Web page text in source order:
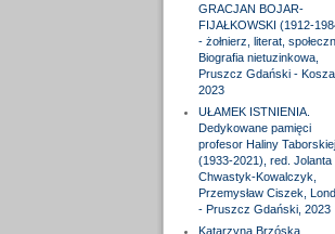
GRACJAN BOJAR-
FIJAŁKOWSKI (1912-
- żołnierz, literat,
Biografia nietuzinkowa,
Pruszcz Gdański -
2023
UŁAMEK ISTNIENIA.
Dedykowane pamięci
profesor Haliny Taborskiej
(1933-2021), red. Jolanta
Chwastyk-Kowalczyk,
Przemysław Ciszek,
- Pruszcz Gdański, 2023
Katarzyna Brzóska,